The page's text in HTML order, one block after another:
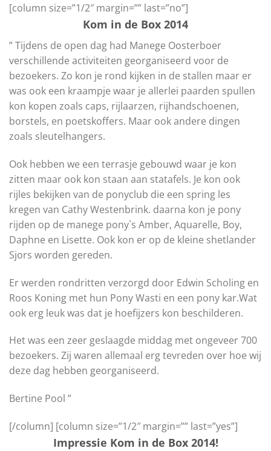
[column size=”1/2″ margin=”” last=”no”]
Kom in de Box 2014
” Tijdens de open dag had Manege Oosterboer
verschillende activiteiten georganiseerd voor de
bezoekers. Zo kon je rond kijken in de stallen maar er
was ook een kraampje waar je allerlei paarden spullen
kon kopen zoals caps, rijlaarzen, rijhandschoenen,
borstels, en poetskoffers. Maar ook andere dingen
zoals sleutelhangers.
Ook hebben we een terrasje gebouwd waar je kon
zitten maar ook kon staan aan statafels. Je kon ook
rijles bekijken van de ponyclub die een spring les
kregen van Cathy Westenbrink. daarna kon je pony
rijden op de manege pony`s Amber, Aquarelle, Boy,
Daphne en Lisette. Ook kon er op de kleine shetlander
Sjors worden gereden.
Er werden rondritten verzorgd door Edwin Scholing en
Roos Koning met hun Pony Wasti en een pony kar.Wat
ook erg leuk was dat je hoefijzers kon beschilderen.
Het was een zeer geslaagde middag met ongeveer 700
bezoekers. Zij waren allemaal erg tevreden over hoe wij
deze dag hebben georganiseerd.
Bertine Pool ”
[/column] [column size=”1/2″ margin=”” last=”yes”]
Impressie Kom in de Box 2014!